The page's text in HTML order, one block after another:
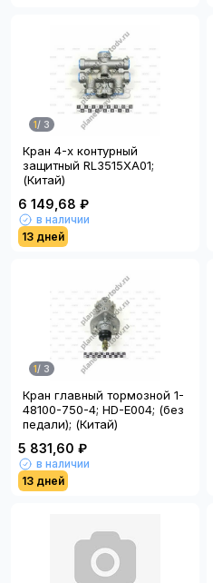
1/ 3
Кран 4-х контурный
защитный RL3515XA01;
(Китай)
6 149,68 ₽
в наличии
13 дней
1/ 3
Кран главный тормозной 1-
48100-750-4; HD-E004; (без
педали); (Китай)
5 831,60 ₽
в наличии
13 дней